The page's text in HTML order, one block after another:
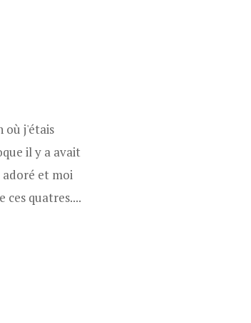
où j'étais
il y a avait
adoré et moi
ces quatres....